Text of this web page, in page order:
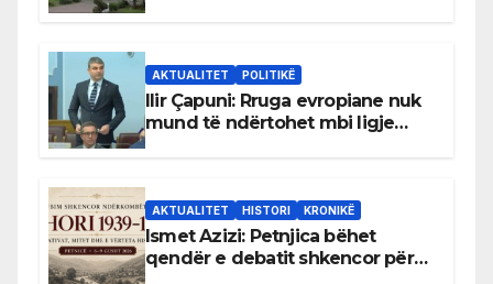
AKTUALITET POLITIKË
Ilir Çapuni: Rruga evropiane nuk
mund të ndërtohet mbi ligje
AKTUALITET HISTORI KRONIKË
Ismet Azizi: Petnjica bëhet
qendër e debatit shkencor për